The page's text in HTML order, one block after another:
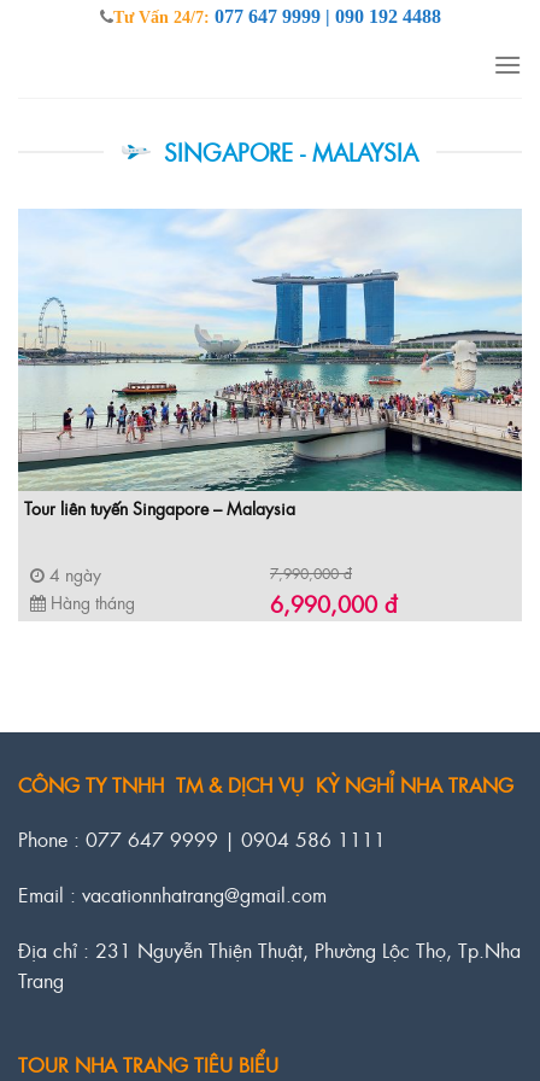
Tư Vấn 24/7: 077 647 9999 | 090 192 4488
SINGAPORE - MALAYSIA
Tour liên tuyến Singapore – Malaysia
4 ngày
Hàng tháng
7,990,000đ
6,990,000đ
CÔNG TY TNHH TM & DỊCH VỤ KỲ NGHỈ NHA TRANG
Phone : 077 647 9999 | 0904 586 1111
Email : vacationnhatrang@gmail.com
Địa chỉ : 231 Nguyễn Thiện Thuật, Phường Lộc Thọ, Tp.Nha
Trang
TOUR NHA TRANG TIÊU BIỂU